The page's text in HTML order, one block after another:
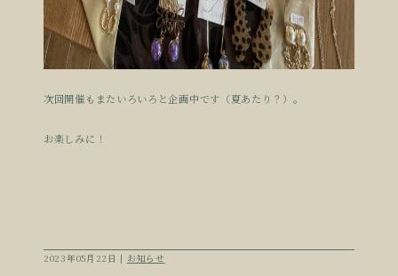
次回開催もまたいろいろと企画中です（夏あたり？）。
お楽しみに！
2023年05月22日 | お知らせ